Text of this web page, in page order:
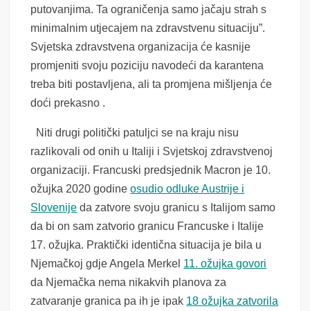
putovanjima. Ta ograničenja samo jačaju strah s
minimalnim utjecajem na zdravstvenu situaciju”.
Svjetska zdravstvena organizacija će kasnije
promjeniti svoju poziciju navodeći da karantena
treba biti postavljena, ali ta promjena mišljenja će
doći prekasno .
Niti drugi politički patuljci se na kraju nisu
razlikovali od onih u Italiji i Svjetskoj zdravstvenoj
organizaciji. Francuski predsjednik Macron je 10.
ožujka 2020 godineosudio odluke Austrije i
Slovenije da zatvore svoju granicu s Italijom samo
da bi on sam zatvorio granicu Francuske i Italije
17. ožujka. Praktički identična situacija je bila u
Njemačkoj gdje Angela Merkel 11. ožujka govori
da Njemačka nema nikakvih planova za
zatvaranje granica pa ih je ipak 18 ožujka zatvorila